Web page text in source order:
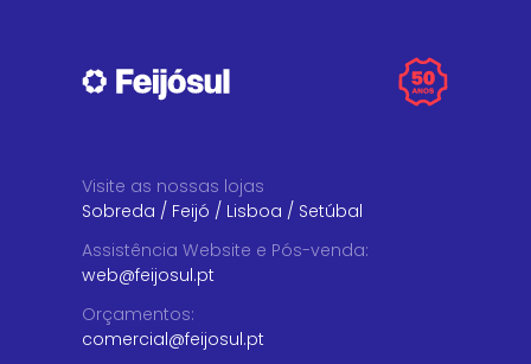
Visite as nossas lojas
Sobreda / Feijó / Lisboa / Setúbal
Assistência Website e Pós-venda:
web@feijosul.pt
Orçamentos:
comercial@feijosul.pt